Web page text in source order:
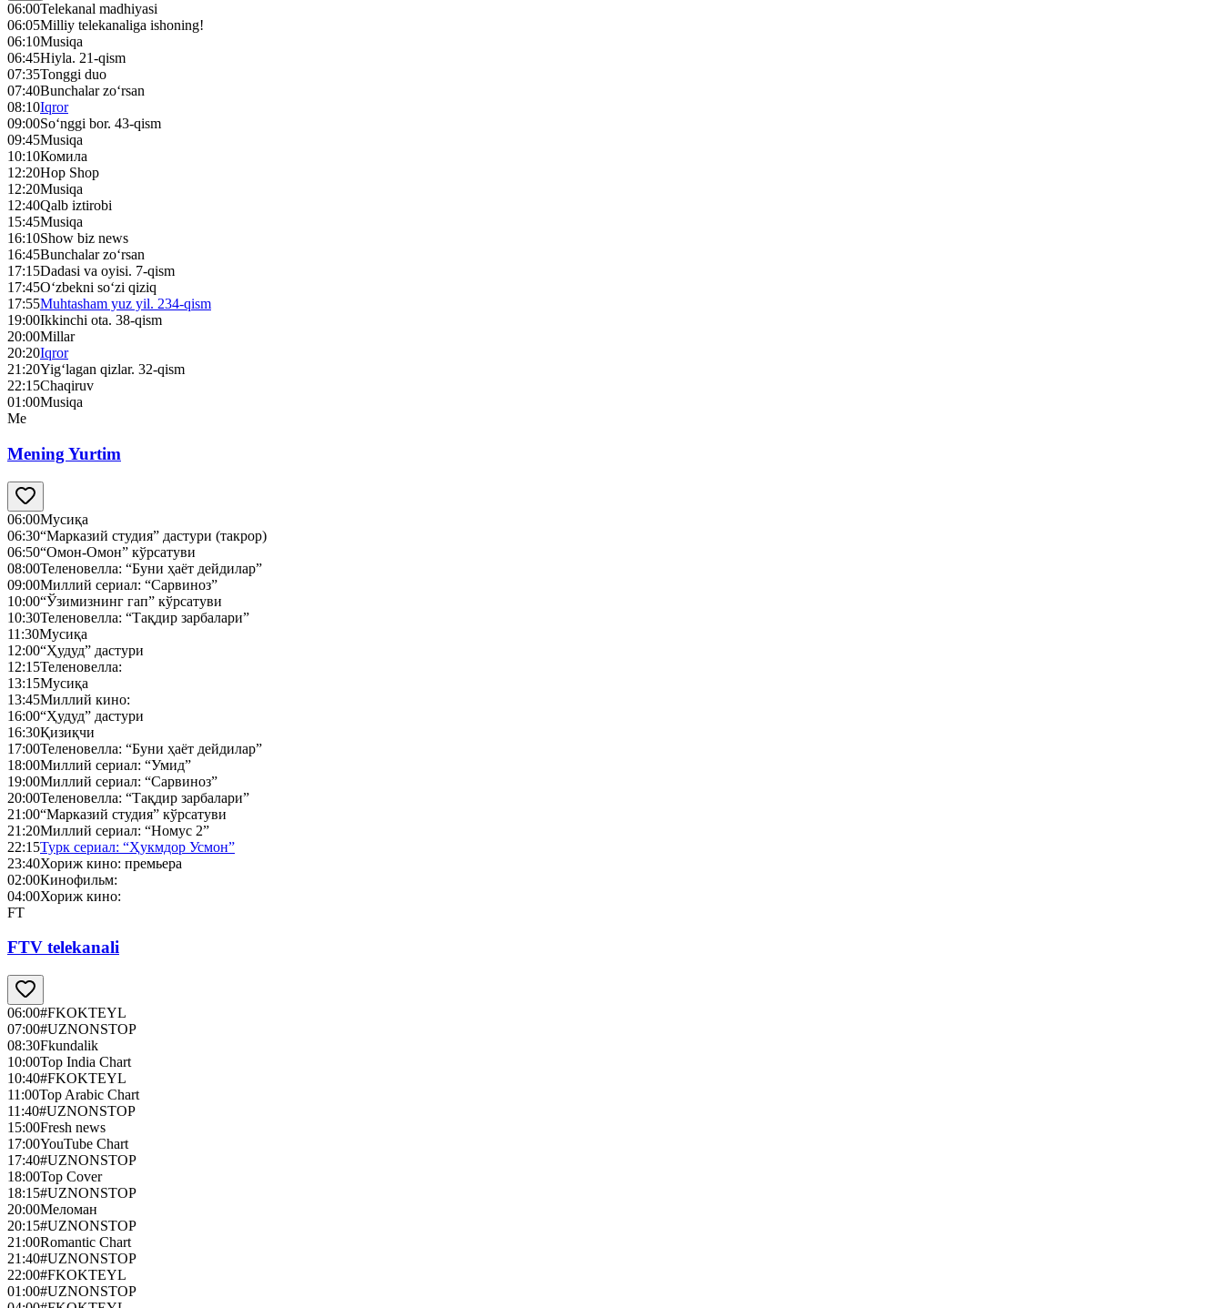
06:00Telekanal madhiyasi
06:05Milliy telekanaliga ishoning!
06:10Musiqa
06:45Hiyla. 21-qism
07:35Tonggi duo
07:40Bunchalar zo‘rsan
08:10Iqror
09:00So‘nggi bor. 43-qism
09:45Musiqa
10:10Комила
12:20Hop Shop
12:20Musiqa
12:40Qalb iztirobi
15:45Musiqa
16:10Show biz news
16:45Bunchalar zo‘rsan
17:15Dadasi va oyisi. 7-qism
17:45O‘zbekni so‘zi qiziq
17:55Muhtasham yuz yil. 234-qism
19:00Ikkinchi ota. 38-qism
20:00Millar
20:20Iqror
21:20Yig‘lagan qizlar. 32-qism
22:15Chaqiruv
01:00Musiqa
Me
Mening Yurtim
06:00Мусиқа
06:30“Марказий студия” дастури (такрор)
06:50“Омон-Омон” кўрсатуви
08:00Теленовелла: “Буни ҳаёт дейдилар”
09:00Миллий сериал: “Сарвиноз”
10:00“Ўзимизнинг гап” кўрсатуви
10:30Теленовелла: “Тақдир зарбалари”
11:30Мусиқа
12:00“Ҳудуд” дастури
12:15Теленовелла:
13:15Мусиқа
13:45Миллий кино:
16:00“Ҳудуд” дастури
16:30Қизиқчи
17:00Теленовелла: “Буни ҳаёт дейдилар”
18:00Миллий сериал: “Умид”
19:00Миллий сериал: “Сарвиноз”
20:00Теленовелла: “Тақдир зарбалари”
21:00“Марказий студия” кўрсатуви
21:20Миллий сериал: “Номус 2”
22:15Турк сериал: “Ҳукмдор Усмон”
23:40Хориж кино: премьера
02:00Кинофильм:
04:00Хориж кино:
FT
FTV telekanali
06:00#FKOKTEYL
07:00#UZNONSTOP
08:30Fkundalik
10:00Top India Chart
10:40#FKOKTEYL
11:00Top Arabic Chart
11:40#UZNONSTOP
15:00Fresh news
17:00YouTube Chart
17:40#UZNONSTOP
18:00Top Cover
18:15#UZNONSTOP
20:00Меломан
20:15#UZNONSTOP
21:00Romantic Chart
21:40#UZNONSTOP
22:00#FKOKTEYL
01:00#UZNONSTOP